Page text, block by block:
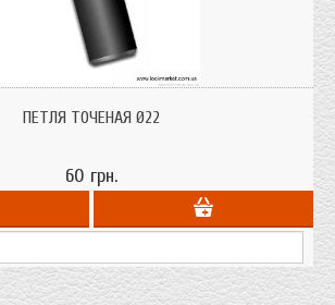
материал: сталь; сделаны в Украине
ПЕТЛЯ ТОЧЕНАЯ Ø22
60 грн.